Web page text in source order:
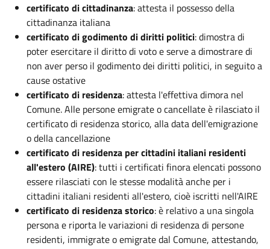
certificato di cittadinanza: attesta il possesso della
cittadinanza italiana
certificato di godimento di diritti politici: dimostra di
poter esercitare il diritto di voto e serve a dimostrare di
non aver perso il godimento dei diritti politici, in seguito a
cause ostative
certificato di residenza: attesta l'effettiva dimora nel
Comune. Alle persone emigrate o cancellate è rilasciato il
certificato di residenza storico, alla data dell'emigrazione
o della cancellazione
certificato di residenza per cittadini italiani residenti
all'estero (AIRE): tutti i certificati finora elencati possono
essere rilasciati con le stesse modalità anche per i
cittadini italiani residenti all'estero, cioè iscritti nell'AIRE
certificato di residenza storico: è relativo a una singola
persona e riporta le variazioni di residenza di persone
residenti, immigrate o emigrate dal Comune, attestando,